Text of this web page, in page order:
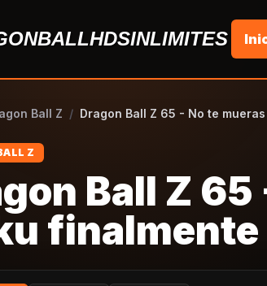
Ball Z / Dragon Ball Z 65 - No te
Z
Ball Z
finalmente